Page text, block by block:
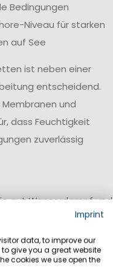
Bedingungen
Niveau für starken
auf See
ist neben einer
entscheidend.
und
dass Feuchtigkeit
zuverlässig
gut Wasserdampf und
in Gramm pro
(g/m²/24h)
Imprint
data, to improve our
give you a great website
cookies we use open the